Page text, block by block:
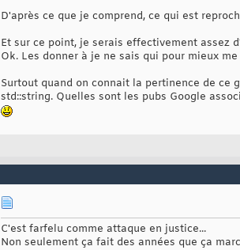
D'après ce que je comprend, ce qui est
Et sur ce point, je serais effectivement assez
Ok. Les donner à je ne sais qui pour mieux
Surtout quand on connait la pertinence de ce
std::string. Quelles sont les pubs Google
C'est farfelu comme attaque en justice...
Non seulement ça fait des années que ça